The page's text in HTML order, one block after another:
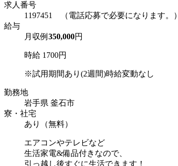
求人番号
1197451 （電話応募で必要になります。）
給与
月収例 350,000円
時給 1700円
※試用期間あり(2週間)時給変動なし
勤務地
岩手県 釜石市
寮・社宅
あり（無料）
エアコンやテレビなど
生活家電&備品付きなので、
引っ越し後すぐに生活できます！